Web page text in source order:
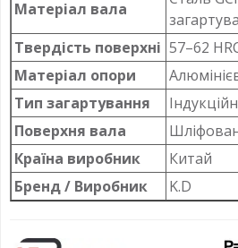
Матеріал вала
Твердість поверхні 57–62
Матеріал опори
Тип загартування
Поверхня вала
Країна виробник
Китай
Бренд / Виробник
K.D